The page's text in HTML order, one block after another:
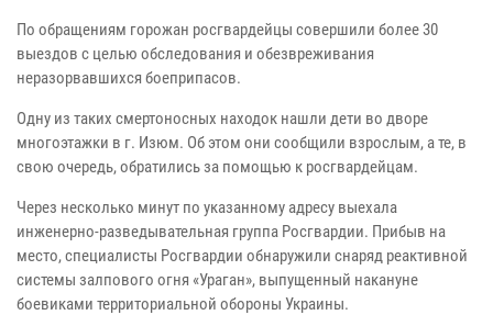
По обращениям горожан росгвардейцы совершили более 30
выездов с целью обследования и обезвреживания
неразорвавшихся боеприпасов.
Одну из таких смертоносных находок нашли дети во дворе
многоэтажки в г. Изюм. Об этом они сообщили взрослым, а те, в
свою очередь, обратились за помощью к росгвардейцам.
Через несколько минут по указанному адресу выехала
инженерно-разведывательная группа Росгвардии. Прибыв на
место, специалисты Росгвардии обнаружили снаряд реактивной
системы залпового огня «Ураган», выпущенный накануне
боевиками территориальной обороны Украины.